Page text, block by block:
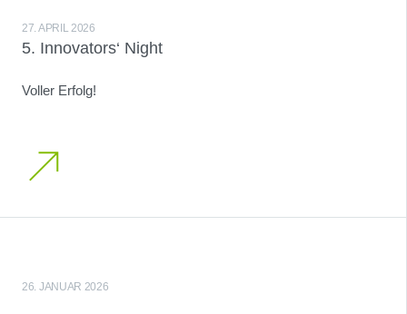
27. APRIL 2026
5. Innovators‘ Night
Voller Erfolg!
26. JANUAR 2026